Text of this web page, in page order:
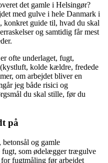
det gamle i Helsingør?
med gulve i hele Danmark i
guide til, hvad du skal
og samtidig får mest
ofte underlaget, fugt,
kolde kældre, fredede
om arbejdet bliver en
jeg både risici og
du skal stille, før du
på
og gamle
som ødelægger trægulve
fugtmåling før arbejdet